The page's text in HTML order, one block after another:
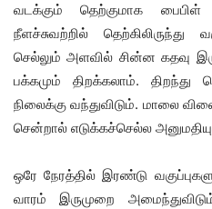
வடக்கும் தெற்குமாக
நீளச்சுவற்றில் தெற்கிலிருந்து
செல்லும் அளவில் சின்ன கதவு
பக்கமும் திறக்கலாம். திறந்து
நிலைக்கு வந்துவிடும். மாலை
சென்றால் எடுக்கச்செல்ல
ஒரே நேரத்தில் இரண்டு
வாரம் இருமுறை